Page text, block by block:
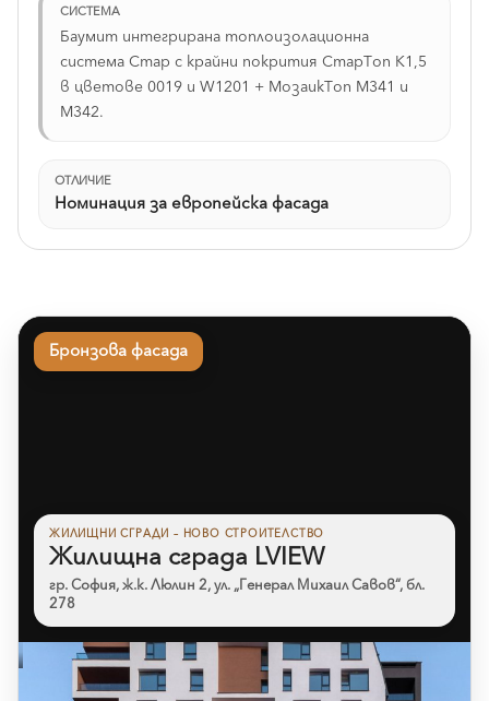
СИСТЕМА
Баумит интегрирана топлоизолационна
система Стар с крайни покрития СтарТоп К1,5
в цветове 0019 и W1201 + МозаикТоп М341 и
M342.
ОТЛИЧИЕ
Номинация за европейска фасада
Бронзова фасада
ЖИЛИЩНИ СГРАДИ – НОВО СТРОИТЕЛСТВО
Жилищна сграда LVIEW
гр. София, ж.к. Люлин 2, ул. „Генерал Михаил Савов“, бл.
278
Към референцията